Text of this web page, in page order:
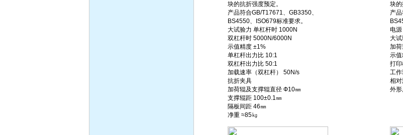
块的抗折强度预定。
产品符合GB/T17671、GB3350、
BS4550、ISO679标准要求。
大试验力 单杠杆时 1000N
双杠杆时 5000N/6000N
示值精度 ±1%
单杠杆出力比 10:1
双杠杆出力比 50:1
加载速率（双杠杆） 50N/s
抗折夹具
加荷辊及支撑辊直径 Ф10㎜
支撑辊距 100±0.1㎜
隔板间距 46㎜
净重 ≈85㎏
块的
产
电源
大
加
示
打
工
相
外